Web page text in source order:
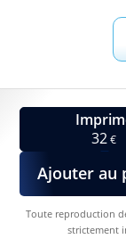
32€
Ajouter au
Toute reproduction
strictement